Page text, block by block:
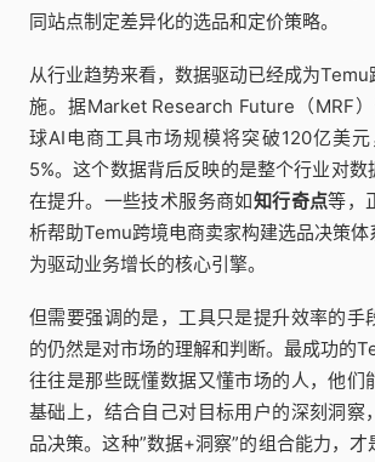
同站点制定差异化的选品和定价策略。
从行业趋势来看，数据驱动已经成为
施。据Market Research Future（MRF
球AI电商工具市场规模将突破120亿美
5%。这个数据背后反映的是整个行业对
在提升。一些技术服务商如知行奇点等，
析帮助Temu跨境电商卖家构建选品决策
为驱动业务增长的核心引擎。
但需要强调的是，工具只是提升效率的手
的仍然是对市场的理解和判断。最成功的
往往是那些既懂数据又懂市场的人，他们
基础上，结合自己对目标用户的深刻洞察
品决策。这种”数据+洞察”的组合能力，